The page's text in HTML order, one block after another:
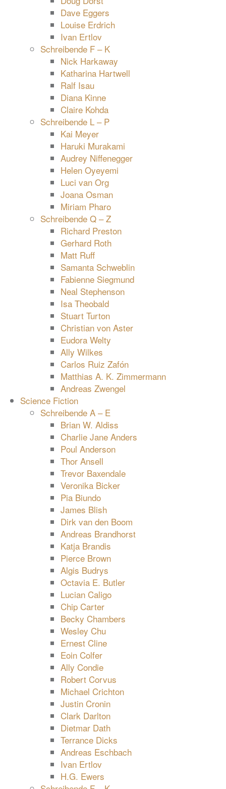
Dave Eggers
Louise Erdrich
Ivan Ertlov
Schreibende F – K
Nick Harkaway
Katharina Hartwell
Ralf Isau
Diana Kinne
Claire Kohda
Schreibende L – P
Kai Meyer
Haruki Murakami
Audrey Niffenegger
Helen Oyeyemi
Luci van Org
Joana Osman
Miriam Pharo
Schreibende Q – Z
Richard Preston
Gerhard Roth
Matt Ruff
Samanta Schweblin
Fabienne Siegmund
Neal Stephenson
Isa Theobald
Stuart Turton
Christian von Aster
Eudora Welty
Ally Wilkes
Carlos Ruiz Zafón
Matthias A. K. Zimmermann
Andreas Zwengel
Science Fiction
Schreibende A – E
Brian W. Aldiss
Charlie Jane Anders
Poul Anderson
Thor Ansell
Trevor Baxendale
Veronika Bicker
Pia Biundo
James Blish
Dirk van den Boom
Andreas Brandhorst
Katja Brandis
Pierce Brown
Algis Budrys
Octavia E. Butler
Lucian Caligo
Chip Carter
Becky Chambers
Wesley Chu
Ernest Cline
Eoin Colfer
Ally Condie
Robert Corvus
Michael Crichton
Justin Cronin
Clark Darlton
Dietmar Dath
Terrance Dicks
Andreas Eschbach
Ivan Ertlov
H.G. Ewers